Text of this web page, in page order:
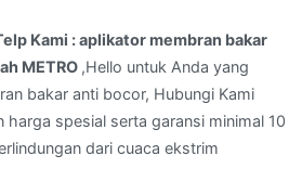
Kami : aplikator membran bakar
METRO ,Hello untuk Anda yang
bakar anti bocor, Hubungi Kami
harga spesial serta garansi minimal 10
dari cuaca ekstrim